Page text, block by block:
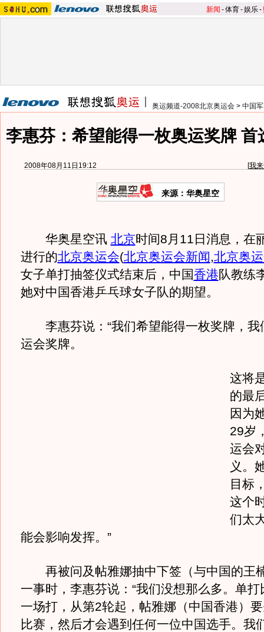
新闻 -体育-娱乐-
奥运频道-2008北京奥运会 > 中国
李惠芬：希望能得一枚奥运奖牌 首
2008年08月11日19:12 [我
来源：华奥星空
华奥星空讯 北京时间8月11日消息，在
进行的北京奥运会(北京奥运会新闻,北京奥
女子单打抽签仪式结束后，中国香港队教练
她对中国香港乒乓球女子队的期望。
李惠芬说：“我们希望能得一枚奖牌，我
运会奖牌。
这将
的最
因为
29岁
运会
义。
目标
这个
们太
能会影响发挥。”
再被问及帖雅娜抽中下签（与中国的王
一事时，李惠芬说：“我们没想那么多。单
一场打，从第2轮起，帖雅娜（中国香港）
比赛，然后才会遇到任何一位中国选手。我